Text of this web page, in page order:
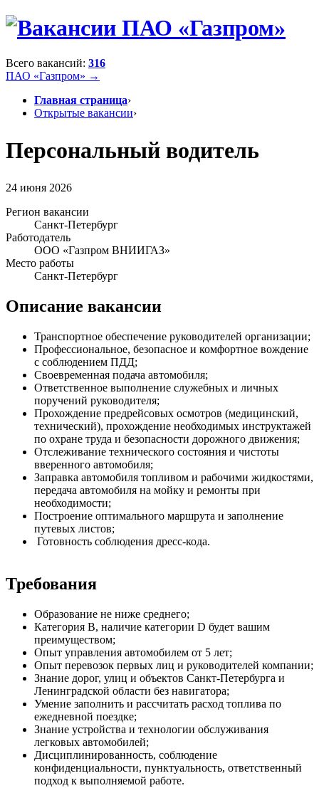
Всего вакансий: 316
ПАО «Газпром» →
Главная страница›
Открытые вакансии›
Персональный водитель
24 июня 2026
Регион вакансии
Санкт-Петербург
Работодатель
ООО «Газпром ВНИИГАЗ»
Место работы
Санкт-Петербург
Описание вакансии
Транспортное обеспечение руководителей организации;
Профессиональное, безопасное и комфортное вождение
с соблюдением ПДД;
Своевременная подача автомобиля;
Ответственное выполнение служебных и личных
поручений руководителя;
Прохождение предрейсовых осмотров (медицинский,
технический), прохождение необходимых инструктажей
по охране труда и безопасности дорожного движения;
Отслеживание технического состояния и чистоты
вверенного автомобиля;
Заправка автомобиля топливом и рабочими жидкостями,
передача автомобиля на мойку и ремонты при
необходимости;
Построение оптимального маршрута и заполнение
путевых листов;
Готовность соблюдения дресс-кода.
Требования
Образование не ниже среднего;
Категория B, наличие категории D будет вашим
преимуществом;
Опыт управления автомобилем от 5 лет;
Опыт перевозок первых лиц и руководителей компании;
Знание дорог, улиц и объектов Санкт-Петербурга и
Ленинградской области без навигатора;
Умение заполнить и рассчитать расход топлива по
ежедневной поездке;
Знание устройства и технологии обслуживания
легковых автомобилей;
Дисциплинированность, соблюдение
конфиденциальности, пунктуальность, ответственный
подход к выполняемой работе.